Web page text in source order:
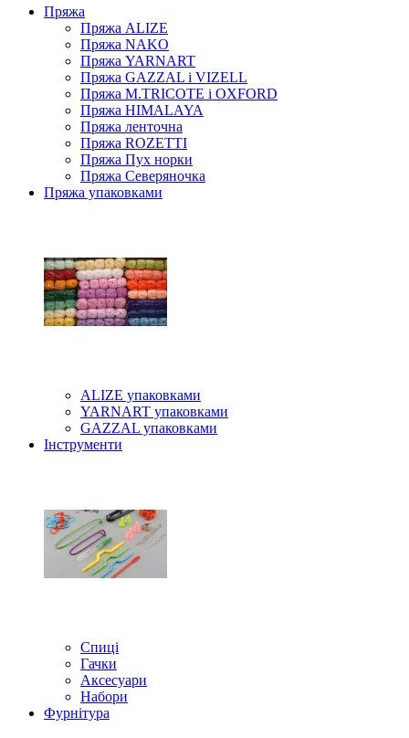
Пряжа
Пряжа ALIZE
Пряжа NAKO
Пряжа YARNART
Пряжа GAZZAL і VIZELL
Пряжа M.TRICOTE і OXFORD
Пряжа HIMALAYA
Пряжа ленточна
Пряжа ROZETTI
Пряжа Пух норки
Пряжа Северяночка
Пряжа упаковками
ALIZE упаковками
YARNART упаковками
GAZZAL упаковками
Інструменти
Спиці
Гачки
Аксесуари
Набори
Фурнітура